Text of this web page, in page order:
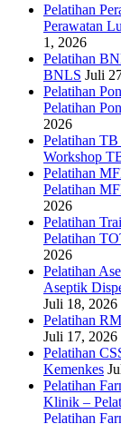
Pelatihan
Perawatan
1, 2026
Pelatihan
BNLS Juli
Pelatihan
Pelatihan
2026
Pelatihan
Workshop
Pelatihan
Pelatihan
2026
Pelatihan
Pelatihan
2026
Pelatihan
Aseptik
Juli 18, 2026
Pelatihan
Juli 17, 2026
Pelatihan
Kemenkes
Pelatihan
Klinik –
Pelatihan